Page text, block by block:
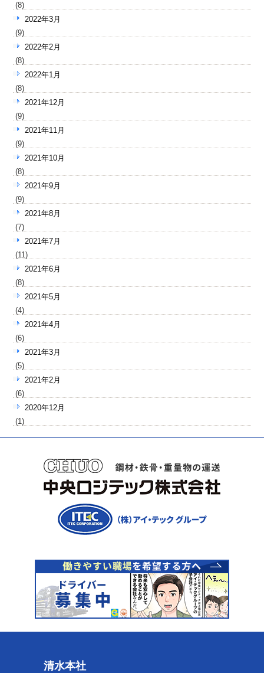
(8)
2022年3月
(9)
2022年2月
(8)
2022年1月
(8)
2021年12月
(9)
2021年11月
(9)
2021年10月
(8)
2021年9月
(9)
2021年8月
(7)
2021年7月
(11)
2021年6月
(8)
2021年5月
(4)
2021年4月
(6)
2021年3月
(5)
2021年2月
(6)
2020年12月
(1)
清水本社